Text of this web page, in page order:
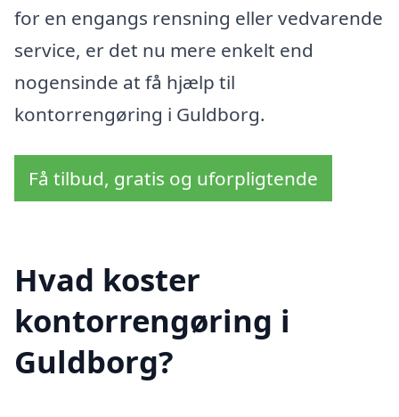
for en engangs rensning eller vedvarende
service, er det nu mere enkelt end
nogensinde at få hjælp til
kontorrengøring i Guldborg.
Få tilbud, gratis og uforpligtende
Hvad koster
kontorrengøring i
Guldborg?